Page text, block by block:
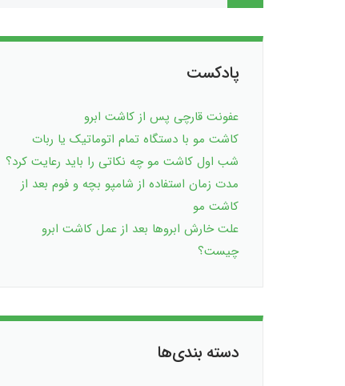
پادکست
عفونت قارچی پس از کاشت ابرو
کاشت مو با دستگاه تمام اتوماتیک یا ربات
شب اول کاشت مو چه نکاتی را باید رعایت کرد؟
مدت زمان استفاده از شامپو بچه و فوم بعد از
کاشت مو
علت خارش ابروها بعد از عمل کاشت ابرو
چیست؟
دسته بندی‌ها